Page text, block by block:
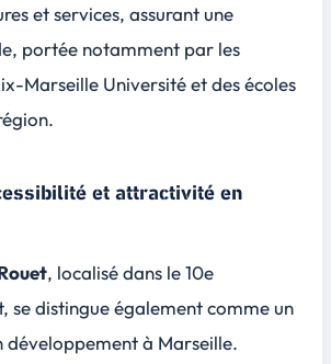
et services, assurant une
, portée notamment par les
Marseille Université et des écoles
et attractivité en
, localisé dans le 10e
se distingue également comme un
développement à Marseille.